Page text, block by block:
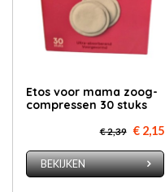
Etos voor ma­ma zoog­
com­pres­sen 30 stuks
€ 2,39 € 2,15
BEKIJKEN